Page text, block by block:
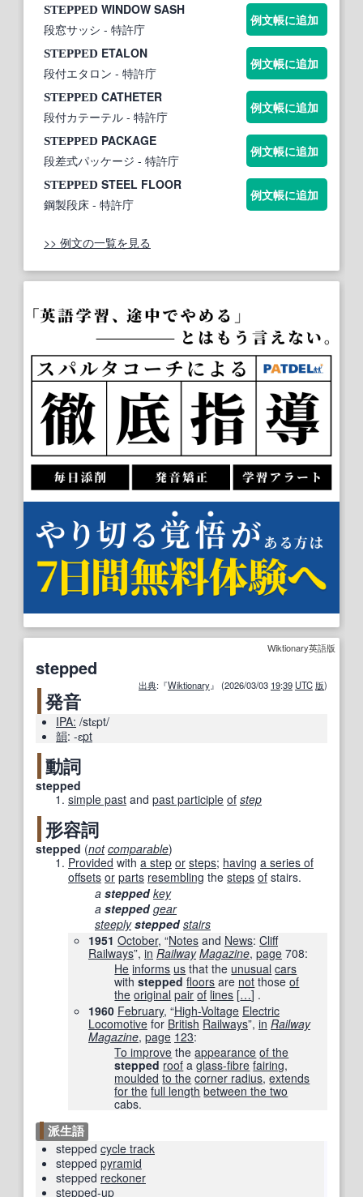
STEPPED WINDOW SASH
段窓サッシ - 特許庁
例文帳に追加
STEPPED ETALON
段付エタロン - 特許庁
例文帳に追加
STEPPED CATHETER
段付カテーテル - 特許庁
例文帳に追加
STEPPED PACKAGE
段差式パッケージ - 特許庁
例文帳に追加
STEPPED STEEL FLOOR
鋼製段床 - 特許庁
例文帳に追加
>> 例文の一覧を見る
Wiktionary英語版
stepped
出典:『Wiktionary』 (2026/03/03 19:39 UTC 版)
発音
IPA: /stɛpt/
韻: -ɛpt
動詞
stepped
simple past and past participle of step
形容詞
stepped (not comparable)
Provided with a step or steps; having a series of
offsets or parts resembling the steps of stairs.
a stepped key
a stepped gear
steeply stepped stairs
1951 October, “Notes and News: Cliff
Railways”, in Railway Magazine, page 708:
He informs us that the unusual cars
withstepped floors are not thoseof
the original pair of lines […] .
1960 February, “High-Voltage Electric
Locomotive for British Railways”, in Railway
Magazine, page 123:
To improve theappearance of the
stepped roof aglass-fibre fairing,
moulded to the corner radius,extends
for the full length between the two
cabs.
派生語
stepped cycle track
stepped pyramid
stepped reckoner
stepped-up